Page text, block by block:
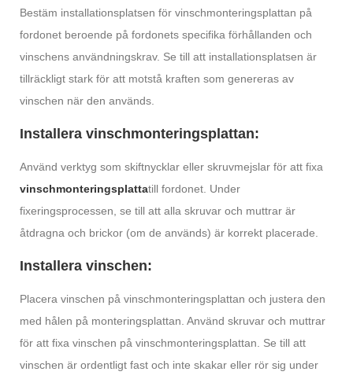
Bestäm installationsplatsen för vinschmonteringsplattan på
fordonet beroende på fordonets specifika förhållanden och
vinschens användningskrav. Se till att installationsplatsen är
tillräckligt stark för att motstå kraften som genereras av
vinschen när den används.
Installera vinschmonteringsplattan:
Använd verktyg som skiftnycklar eller skruvmejslar för att fixa
vinschmonteringsplattatill fordonet. Under
fixeringsprocessen, se till att alla skruvar och muttrar är
åtdragna och brickor (om de används) är korrekt placerade.
Installera vinschen:
Placera vinschen på vinschmonteringsplattan och justera den
med hålen på monteringsplattan. Använd skruvar och muttrar
för att fixa vinschen på vinschmonteringsplattan. Se till att
vinschen är ordentligt fast och inte skakar eller rör sig under